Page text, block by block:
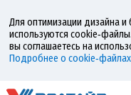
Для оптимизации дизайна и
используются
вы соглашаетесь на
Подробнее о